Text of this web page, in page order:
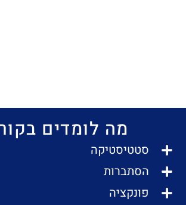
מה לומדים
סטטיסטיקה
הסתברות
פונקציה